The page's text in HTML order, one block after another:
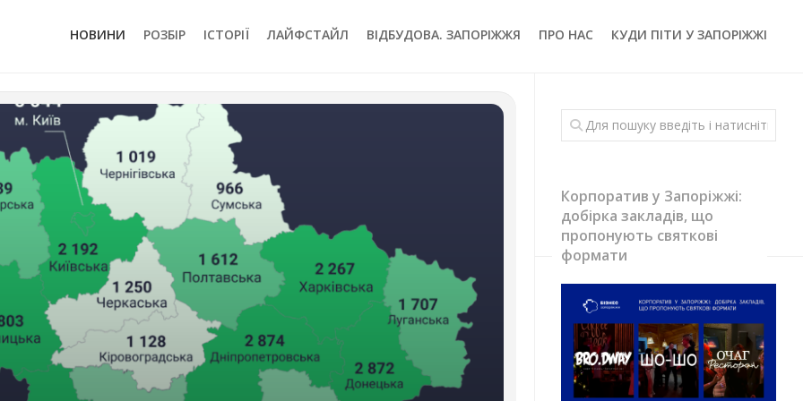
НОВИНИ РОЗБІР ІСТОРІЇ ЛАЙФСТАЙЛ ВІДБУДОВА. ЗАПОРІЖЖЯ ПРО НАС КУДИ ПІТИ У ЗАПОРІЖЖІ
Корпоратив у Запоріжжі:
добірка закладів, що
пропонують святкові
формати